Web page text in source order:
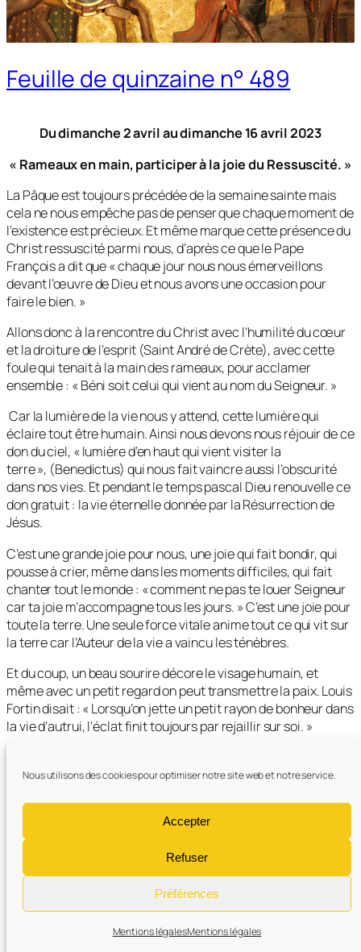
Nous utilisons des cookies pour optimiser notre site web et notre service.
Accepter
Refuser
Préférences
Mentions légalesMentions légales
Feuille de quinzaine n° 489
Du dimanche 2 avril au dimanche 16 avril 2023
« Rameaux en main, participer à la joie du Ressuscité. »
La Pâque est toujours précédée de la semaine sainte mais
cela ne nous empêche pas de penser que chaque moment de
l’existence est précieux. Et même marque cette présence du
Christ ressuscité parmi nous, d’après ce que le Pape
François a dit que «chaque jour nous nous émerveillons
devant l’œuvre de Dieu et nous avons une occasion pour
faire le bien. »
Allons donc à la rencontre du Christ avec l’humilité du cœur
et la droiture de l’esprit (Saint André de Crète), avec cette
foule qui tenait à la main des rameaux, pour acclamer
ensemble : « Béni soit celui qui vient au nom du Seigneur. »
Car la lumière de la vie nous y attend, cette lumière qui
éclaire tout être humain. Ainsi nous devons nous réjouir de ce
don du ciel, « lumière d’en haut qui vient visiter la
terre », (Benedictus) qui nous fait vaincre aussi l’obscurité
dans nos vies. Et pendant le temps pascal Dieu renouvelle ce
don gratuit : la vie éternelle donnée par la Résurrection de
Jésus.
C’est une grande joie pour nous, une joie qui fait bondir, qui
pousse à crier, même dans les moments difficiles, qui fait
chanter tout le monde : «comment ne pas te louer Seigneur
car ta joie m’accompagne tous les jours. » C’est une joie pour
toute la terre. Une seule force vitale anime tout ce qui vit sur
la terre car l’Auteur de la vie a vaincu les ténèbres.
Et du coup, un beau sourire décore le visage humain, et
même avec un petit regard on peut transmettre la paix. Louis
Fortin disait: « Lorsqu’on jette un petit rayon de bonheur dans
la vie d’autrui, l’éclat finit toujours par rejaillir sur soi. »
lumière du Christ. On dit souvent quand «il y a du soleil dans
laissent guider par la vraie Lumière rayonnent dans leurs vies
l’éclat de la beauté, comme ces oiseaux qui chantent le
matin ou certaines branches qui fleurissent en ce moment.
Alléluia, nous le chantons tout au long de notre parcours
des gens heureux, l’
victorieux, l’Alléluiades gens qui osent prendre une décision
dans la vie commel’arbre qui change ses feuilles et non ses